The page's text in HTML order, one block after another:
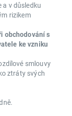
a v důsledku
rizikem
obchodování s
ke vzniku
smlouvy
ztráty svých